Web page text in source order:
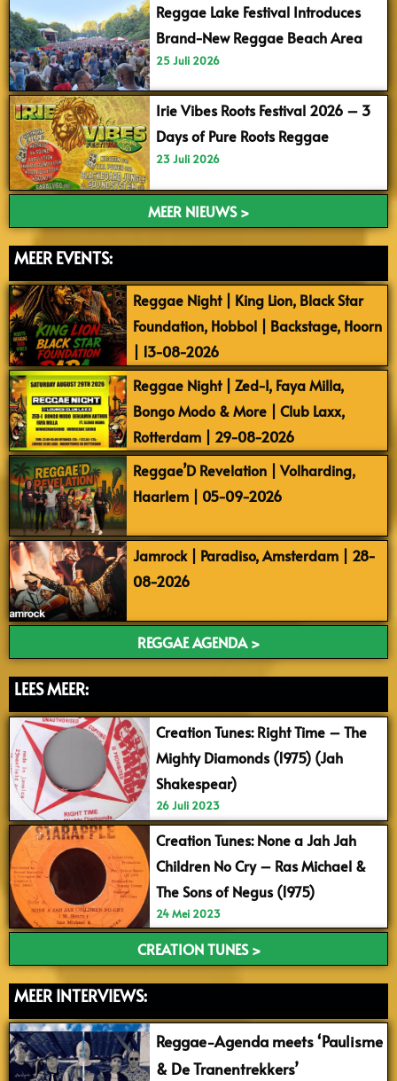
Reggae Lake Festival Introduces
Brand-New Reggae Beach Area
25 Juli 2026
Irie Vibes Roots Festival 2026 – 3
Days of Pure Roots Reggae
23 Juli 2026
MEER NIEUWS >
MEER EVENTS:
Reggae Night | King Lion, Black Star
Foundation, Hobbol | Backstage, Hoorn
| 13-08-2026
Reggae Night | Zed-I, Faya Milla,
Bongo Modo & More | Club Laxx,
Rotterdam | 29-08-2026
Reggae’D Revelation | Volharding,
Haarlem | 05-09-2026
Jamrock | Paradiso, Amsterdam | 28-
08-2026
REGGAE AGENDA >
LEES MEER:
Creation Tunes: Right Time – The
Mighty Diamonds (1975) (Jah
Shakespear)
26 Juli 2023
Creation Tunes: None a Jah Jah
Children No Cry – Ras Michael &
The Sons of Negus (1975)
24 Mei 2023
CREATION TUNES >
MEER INTERVIEWS:
Reggae-Agenda meets ‘Paulisme
& De Tranentrekkers’